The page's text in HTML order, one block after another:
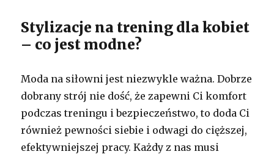
Stylizacje na trening dla kobiet
– co jest modne?
Moda na siłowni jest niezwykle ważna. Dobrze
dobrany strój nie dość, że zapewni Ci komfort
podczas treningu i bezpieczeństwo, to doda Ci
również pewności siebie i odwagi do cięższej,
efektywniejszej pracy. Każdy z nas musi